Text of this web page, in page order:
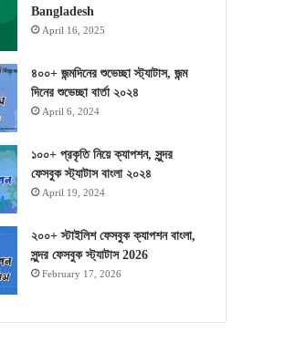
Bangladesh
April 16, 2025
৪০০+ জন্মদিনের শুভেচ্ছা স্ট্যাটাস, জন্ম
দিনের শুভেচ্ছা বার্তা ২০২৪
April 6, 2024
১০০+ প্রকৃতি নিয়ে ক্যাপশন, সুন্দর
ফেসবুক স্ট্যাটাস বাংলা ২০২৪
April 19, 2024
২০০+ স্টাইলিশ ফেসবুক ক্যাপশন বাংলা,
সুন্দর ফেসবুক স্ট্যাটাস 2026
February 17, 2026